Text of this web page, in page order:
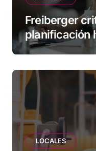
Freiberger
planificación
Municipio:
esperando”
LOCALES